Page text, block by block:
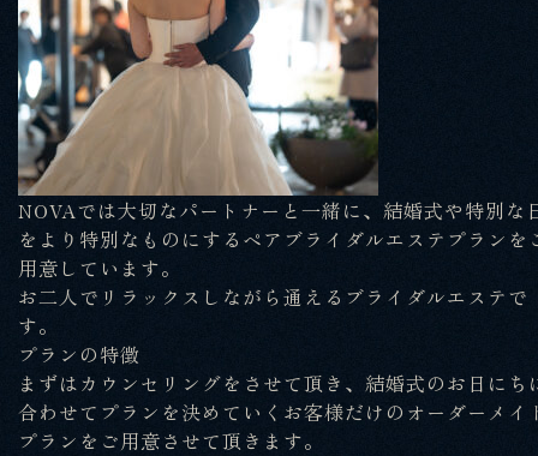
NOVAでは大切なパートナーと一緒に、結婚式や特別な
をより特別なものにするペアブライダルエステプランを
用意しています。
お二人でリラックスしながら通えるブライダルエステで
す。
プランの特徴
まずはカウンセリングをさせて頂き、結婚式のお日にち
合わせてプランを決めていくお客様だけのオーダーメイ
プランをご用意させて頂きます。